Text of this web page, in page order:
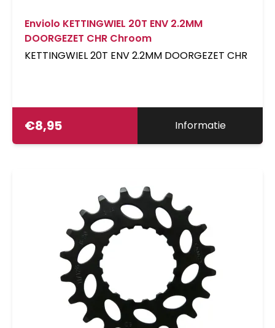
Enviolo KETTINGWIEL 20T ENV 2.2MM
DOORGEZET CHR Chroom
KETTINGWIEL 20T ENV 2.2MM DOORGEZET CHR
€8,95 Informatie